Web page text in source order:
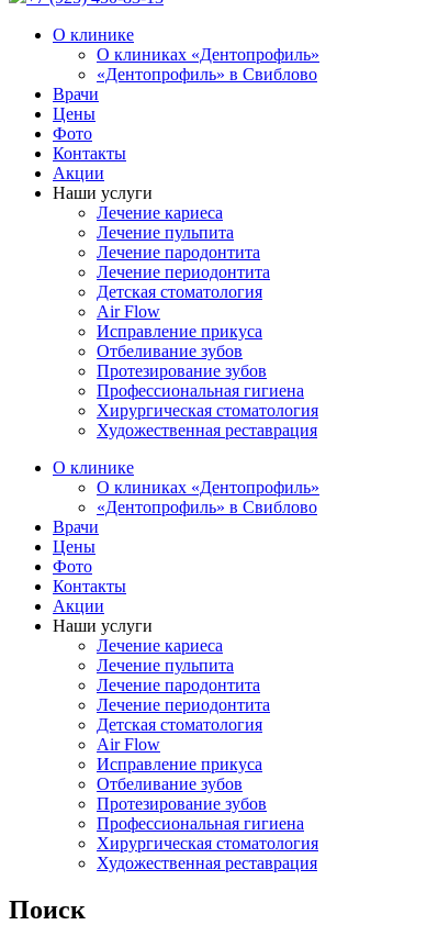
О клинике
О клиниках «Дентопрофиль»
«Дентопрофиль» в Свиблово
Врачи
Цены
Фото
Контакты
Акции
Наши услуги
Лечение кариеса
Лечение пульпита
Лечение пародонтита
Лечение периодонтита
Детская стоматология
Air Flow
Исправление прикуса
Отбеливание зубов
Протезирование зубов
Профессиональная гигиена
Хирургическая стоматология
Художественная реставрация
О клинике
О клиниках «Дентопрофиль»
«Дентопрофиль» в Свиблово
Врачи
Цены
Фото
Контакты
Акции
Наши услуги
Лечение кариеса
Лечение пульпита
Лечение пародонтита
Лечение периодонтита
Детская стоматология
Air Flow
Исправление прикуса
Отбеливание зубов
Протезирование зубов
Профессиональная гигиена
Хирургическая стоматология
Художественная реставрация
Поиск